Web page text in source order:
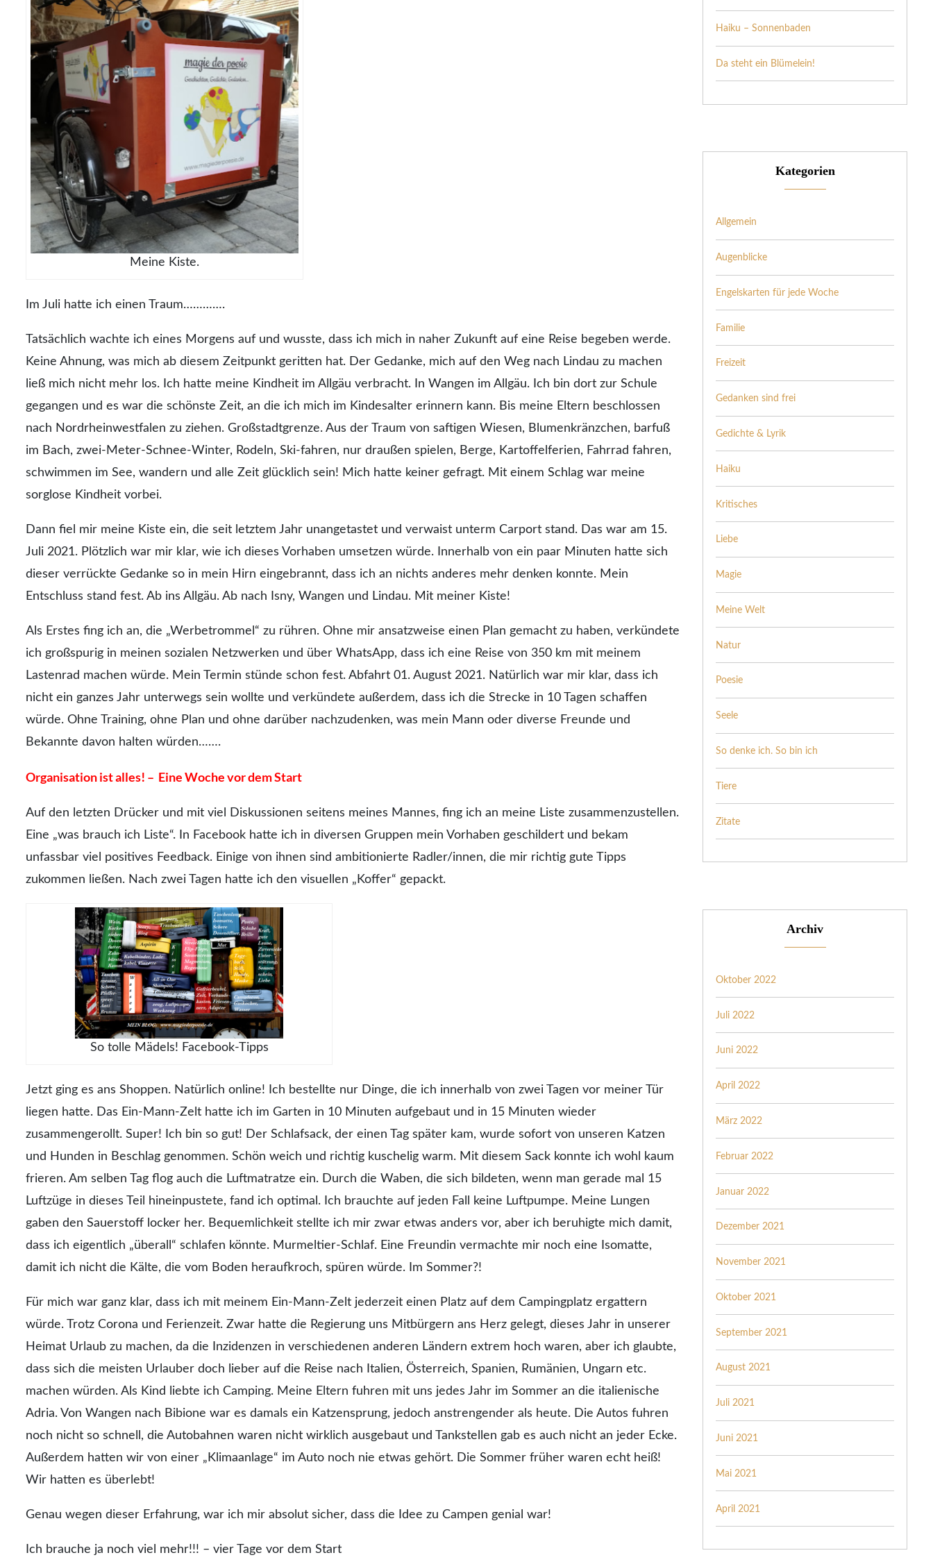
Meine Kiste.
Im Juli hatte ich einen Traum………….
Tatsächlich wachte ich eines Morgens auf und wusste, dass ich mich in naher Zukunft auf eine Reise begeben werde.
Keine Ahnung, was mich ab diesem Zeitpunkt geritten hat. Der Gedanke, mich auf den Weg nach Lindau zu machen
ließ mich nicht mehr los. Ich hatte meine Kindheit im Allgäu verbracht. In Wangen im Allgäu. Ich bin dort zur Schule
gegangen und es war die schönste Zeit, an die ich mich im Kindesalter erinnern kann. Bis meine Eltern beschlossen
nach Nordrheinwestfalen zu ziehen. Großstadtgrenze. Aus der Traum von saftigen Wiesen, Blumenkränzchen, barfuß
im Bach, zwei-Meter-Schnee-Winter, Rodeln, Ski-fahren, nur draußen spielen, Berge, Kartoffelferien, Fahrrad fahren,
schwimmen im See, wandern und alle Zeit glücklich sein! Mich hatte keiner gefragt. Mit einem Schlag war meine
sorglose Kindheit vorbei.
Dann fiel mir meine Kiste ein, die seit letztem Jahr unangetastet und verwaist unterm Carport stand. Das war am 15.
Juli 2021. Plötzlich war mir klar, wie ich dieses Vorhaben umsetzen würde. Innerhalb von ein paar Minuten hatte sich
dieser verrückte Gedanke so in mein Hirn eingebrannt, dass ich an nichts anderes mehr denken konnte. Mein
Entschluss stand fest. Ab ins Allgäu. Ab nach Isny, Wangen und Lindau. Mit meiner Kiste!
Als Erstes fing ich an, die „Werbetrommel“ zu rühren. Ohne mir ansatzweise einen Plan gemacht zu haben, verkündete
ich großspurig in meinen sozialen Netzwerken und über WhatsApp, dass ich eine Reise von 350 km mit meinem
Lastenrad machen würde. Mein Termin stünde schon fest. Abfahrt 01. August 2021. Natürlich war mir klar, dass ich
nicht ein ganzes Jahr unterwegs sein wollte und verkündete außerdem, dass ich die Strecke in 10 Tagen schaffen
würde. Ohne Training, ohne Plan und ohne darüber nachzudenken, was mein Mann oder diverse Freunde und
Bekannte davon halten würden…….
Organisation ist alles! – Eine Woche vor dem Start
Auf den letzten Drücker und mit viel Diskussionen seitens meines Mannes, fing ich an meine Liste zusammenzustellen.
Eine „was brauch ich Liste“. In Facebook hatte ich in diversen Gruppen mein Vorhaben geschildert und bekam
unfassbar viel positives Feedback. Einige von ihnen sind ambitionierte Radler/innen, die mir richtig gute Tipps
zukommen ließen. Nach zwei Tagen hatte ich den visuellen „Koffer“ gepackt.
So tolle Mädels! Facebook-Tipps
Jetzt ging es ans Shoppen. Natürlich online! Ich bestellte nur Dinge, die ich innerhalb von zwei Tagen vor meiner Tür
liegen hatte. Das Ein-Mann-Zelt hatte ich im Garten in 10 Minuten aufgebaut und in 15 Minuten wieder
zusammengerollt. Super! Ich bin so gut! Der Schlafsack, der einen Tag später kam, wurde sofort von unseren Katzen
und Hunden in Beschlag genommen. Schön weich und richtig kuschelig warm. Mit diesem Sack konnte ich wohl kaum
frieren. Am selben Tag flog auch die Luftmatratze ein. Durch die Waben, die sich bildeten, wenn man gerade mal 15
Luftzüge in dieses Teil hineinpustete, fand ich optimal. Ich brauchte auf jeden Fall keine Luftpumpe. Meine Lungen
gaben den Sauerstoff locker her. Bequemlichkeit stellte ich mir zwar etwas anders vor, aber ich beruhigte mich damit,
dass ich eigentlich „überall“ schlafen könnte. Murmeltier-Schlaf. Eine Freundin vermachte mir noch eine Isomatte,
damit ich nicht die Kälte, die vom Boden heraufkroch, spüren würde. Im Sommer?!
Für mich war ganz klar, dass ich mit meinem Ein-Mann-Zelt jederzeit einen Platz auf dem Campingplatz ergattern
würde. Trotz Corona und Ferienzeit. Zwar hatte die Regierung uns Mitbürgern ans Herz gelegt, dieses Jahr in unserer
Heimat Urlaub zu machen, da die Inzidenzen in verschiedenen anderen Ländern extrem hoch waren, aber ich glaubte,
dass sich die meisten Urlauber doch lieber auf die Reise nach Italien, Österreich, Spanien, Rumänien, Ungarn etc.
machen würden. Als Kind liebte ich Camping. Meine Eltern fuhren mit uns jedes Jahr im Sommer an die italienische
Adria. Von Wangen nach Bibione war es damals ein Katzensprung, jedoch anstrengender als heute. Die Autos fuhren
noch nicht so schnell, die Autobahnen waren nicht wirklich ausgebaut und Tankstellen gab es auch nicht an jeder Ecke.
Außerdem hatten wir von einer „Klimaanlage“ im Auto noch nie etwas gehört. Die Sommer früher waren echt heiß!
Wir hatten es überlebt!
Genau wegen dieser Erfahrung, war ich mir absolut sicher, dass die Idee zu Campen genial war!
Ich brauche ja noch viel mehr!!! – vier Tage vor dem Start
Haiku – Sonnenbaden
Da steht ein Blümelein!
Kategorien
Allgemein
Augenblicke
Engelskarten für jede Woche
Familie
Freizeit
Gedanken sind frei
Gedichte & Lyrik
Haiku
Kritisches
Liebe
Magie
Meine Welt
Natur
Poesie
Seele
So denke ich. So bin ich
Tiere
Zitate
Archiv
Oktober 2022
Juli 2022
Juni 2022
April 2022
März 2022
Februar 2022
Januar 2022
Dezember 2021
November 2021
Oktober 2021
September 2021
August 2021
Juli 2021
Juni 2021
Mai 2021
April 2021